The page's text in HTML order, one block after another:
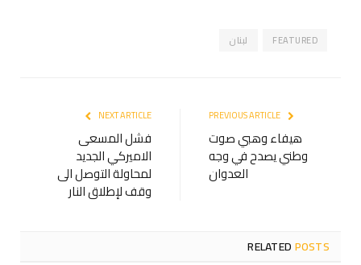
FEATURED لبنان
هيفاء وهبي صوت
وطني يصدح في وجه
العدوان
NEXT ARTICLE
فشل المسعى
الاميركي الجديد
لمحاولة التوصل الى
وقف لإطلاق النار
RELATEDPOSTS